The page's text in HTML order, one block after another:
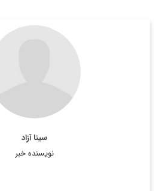
سینا آزاد
نویسنده خبر